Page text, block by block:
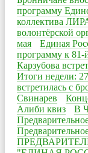
программу
коллектива
волонтёрской
мая
Единая
программу к
Карзубова
Итоги недели:
встретилась с
Свинарев
Алиби квиз
В